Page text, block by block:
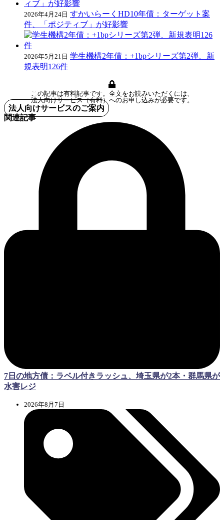
2026年4月24日 すかいらーくHD10年債：ターゲット案
件、「ポジティブ」が好影響
2026年5月21日 学生機構2年債：+1bpシリーズ第2弾、新
規表明126件
この記事は有料記事です。全文をお読みいただくには、
法人向けサービス（有料）へのお申し込みが必要です。
法人向けサービスのご案内
関連記事
7日の地方債：ラベル付きラッシュ、埼玉県が2本・群馬県が
水害レジ
2026年8月7日